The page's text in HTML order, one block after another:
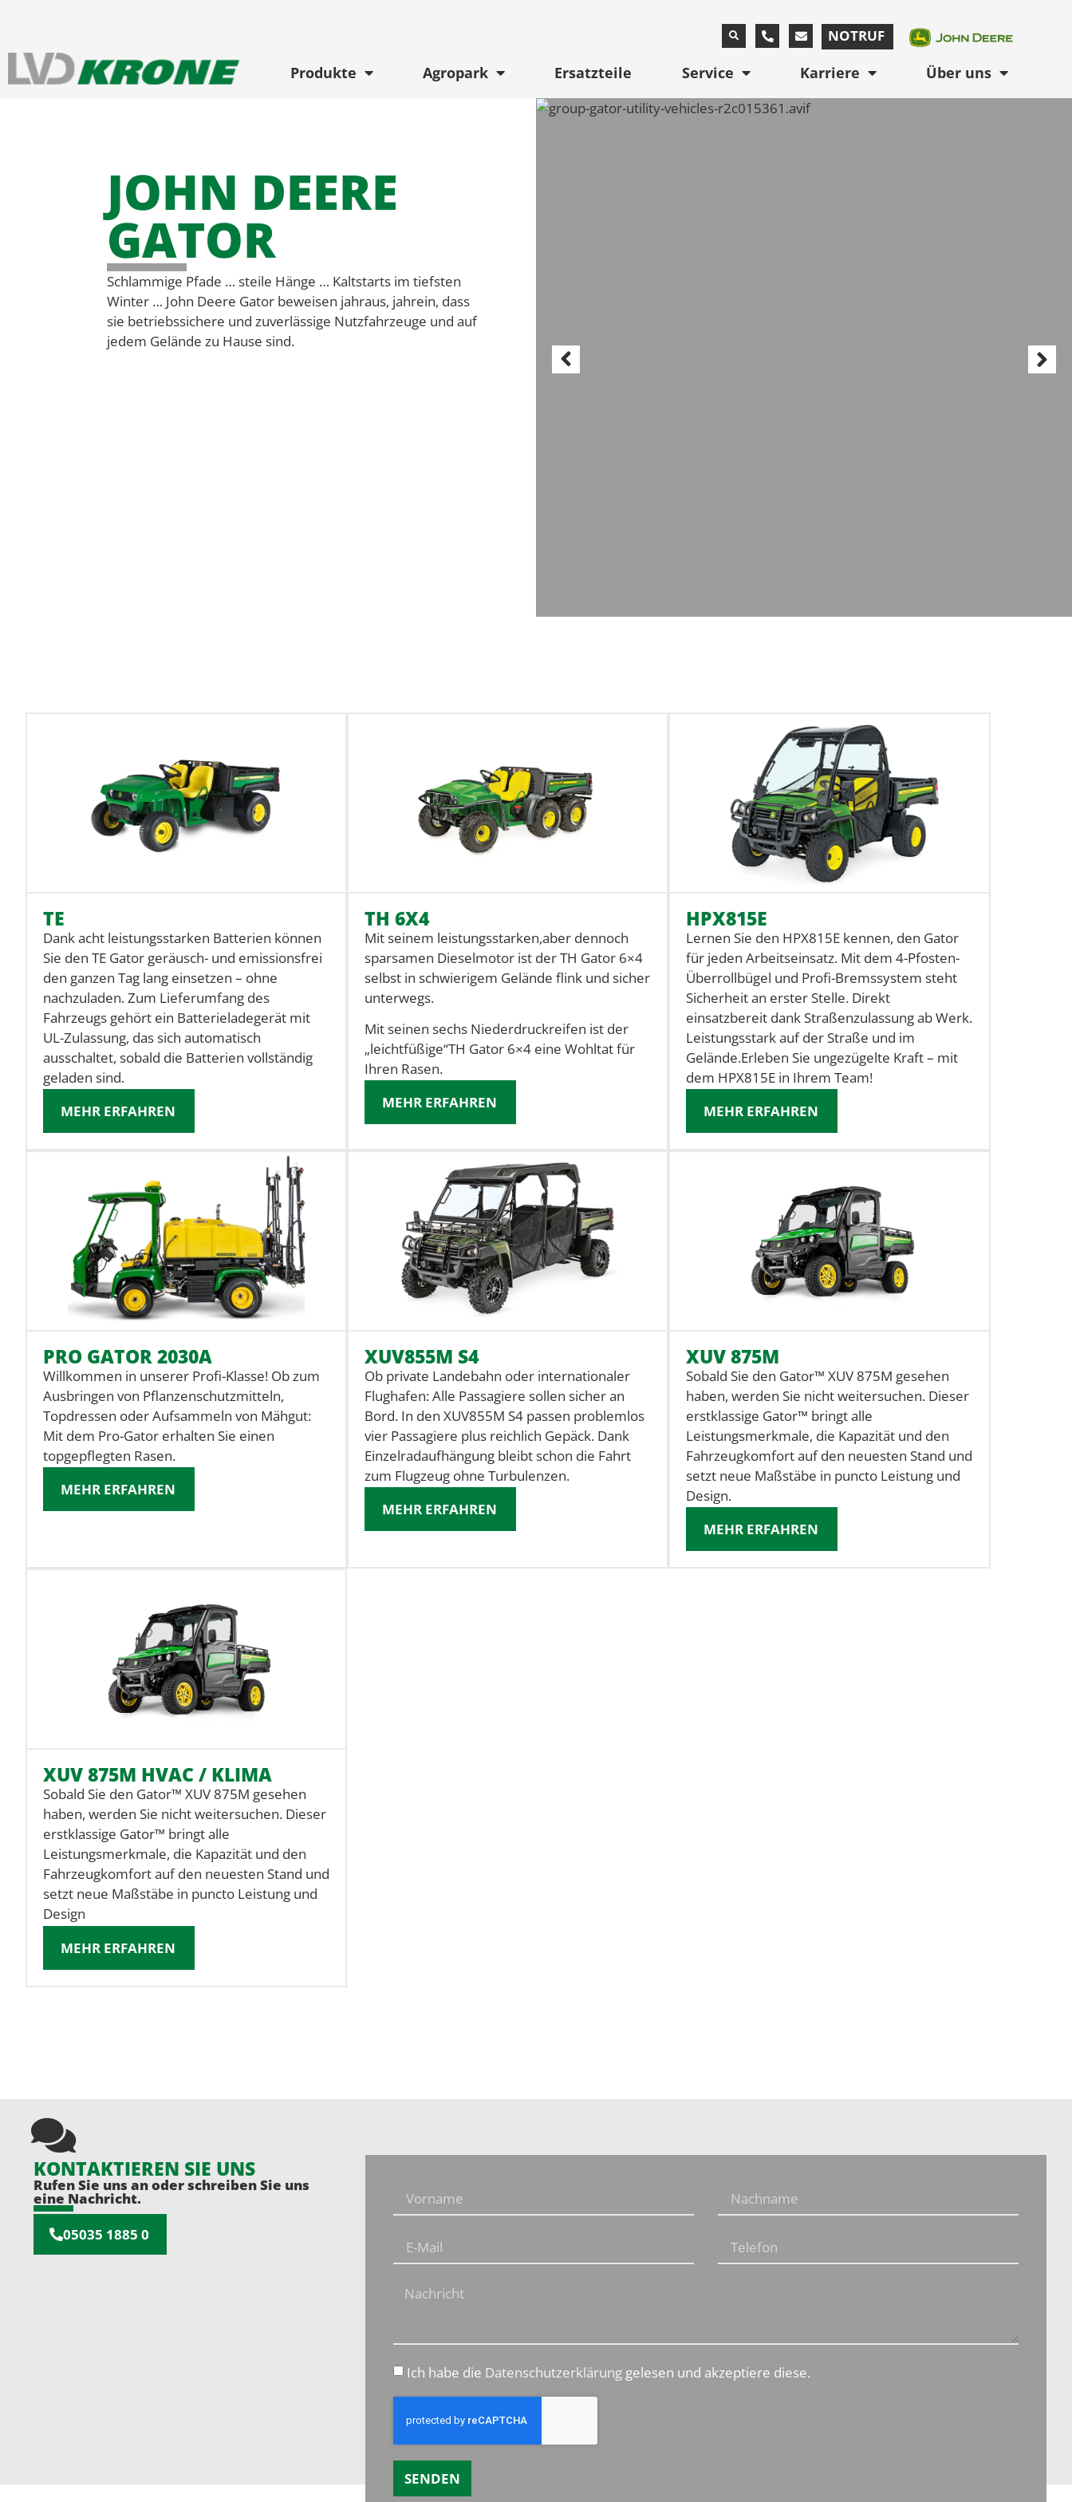
NOTRUF
Produkte Agropark Ersatzteile Service Karriere Über uns
JOHN DEERE
GATOR
Schlammige Pfade … steile Hänge … Kaltstarts im tiefsten
Winter … John Deere Gator beweisen jahraus, jahrein, dass
sie betriebssichere und zuverlässige Nutzfahrzeuge und auf
jedem Gelände zu Hause sind.
TE
Dank acht leistungsstarken Batterien können
Sie den TE Gator geräusch- und emissionsfrei
den ganzen Tag lang einsetzen – ohne
nachzuladen. Zum Lieferumfang des
Fahrzeugs gehört ein Batterieladegerät mit
UL-Zulassung, das sich automatisch
ausschaltet, sobald die Batterien vollständig
geladen sind.
MEHR ERFAHREN
TH 6X4
Mit seinem leistungsstarken,aber dennoch
sparsamen Dieselmotor ist der TH Gator 6×4
selbst in schwierigem Gelände flink und sicher
unterwegs.
Mit seinen sechs Niederdruckreifen ist der
„leichtfüßige“TH Gator 6×4 eine Wohltat für
Ihren Rasen.
MEHR ERFAHREN
HPX815E
Lernen Sie den HPX815E kennen, den Gator
für jeden Arbeitseinsatz. Mit dem 4-Pfosten-
Überrollbügel und Profi-Bremssystem steht
Sicherheit an erster Stelle. Direkt
einsatzbereit dank Straßenzulassung ab Werk.
Leistungsstark auf der Straße und im
Gelände.Erleben Sie ungezügelte Kraft – mit
dem HPX815E in Ihrem Team!
MEHR ERFAHREN
PRO GATOR 2030A
Willkommen in unserer Profi-Klasse! Ob zum
Ausbringen von Pflanzenschutzmitteln,
Topdressen oder Aufsammeln von Mähgut:
Mit dem Pro-Gator erhalten Sie einen
topgepflegten Rasen.
MEHR ERFAHREN
XUV855M S4
Ob private Landebahn oder internationaler
Flughafen: Alle Passagiere sollen sicher an
Bord. In den XUV855M S4 passen problemlos
vier Passagiere plus reichlich Gepäck. Dank
Einzelradaufhängung bleibt schon die Fahrt
zum Flugzeug ohne Turbulenzen.
MEHR ERFAHREN
XUV 875M
Sobald Sie den Gator™ XUV 875M gesehen
haben, werden Sie nicht weitersuchen. Dieser
erstklassige Gator™ bringt alle
Leistungsmerkmale, die Kapazität und den
Fahrzeugkomfort auf den neuesten Stand und
setzt neue Maßstäbe in puncto Leistung und
Design.
MEHR ERFAHREN
XUV 875M HVAC / KLIMA
Sobald Sie den Gator™ XUV 875M gesehen
haben, werden Sie nicht weitersuchen. Dieser
erstklassige Gator™ bringt alle
Leistungsmerkmale, die Kapazität und den
Fahrzeugkomfort auf den neuesten Stand und
setzt neue Maßstäbe in puncto Leistung und
Design
MEHR ERFAHREN
KONTAKTIEREN SIE UNS
Rufen Sie uns an oder schreiben Sie uns
eine Nachricht.
05035 1885 0
Ich habe die Datenschutzerklärunggelesen und akzeptiere diese.
SENDEN